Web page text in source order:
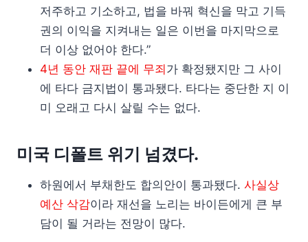
저주하고 기소하고, 법을 바꿔 혁신을 막고 기득
권의 이익을 지켜내는 일은 이번을 마지막으로
더 이상 없어야 한다.”
4년 동안 재판 끝에 무죄 가 확정됐지만 그 사이
에 타다 금지법이 통과됐다. 타다는 중단한 지 이
미 오래고 다시 살릴 수는 없다.
미국 디폴트 위기 넘겼다.
하원에서 부채한도 합의안이 통과됐다. 사실상
예산 삭감이라 재선을 노리는 바이든에게 큰 부
담이 될 거라는 전망이 많다.